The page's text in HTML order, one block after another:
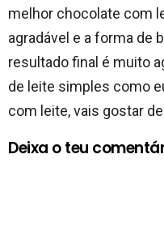
melhor chocolate com
agradável e a forma de
resultado final é muito
de leite simples como
com leite, vais gostar
Deixa o teu